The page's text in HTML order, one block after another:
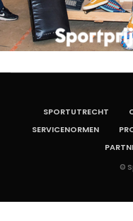
SPORTUTRECHT
SERVICENORMEN
©